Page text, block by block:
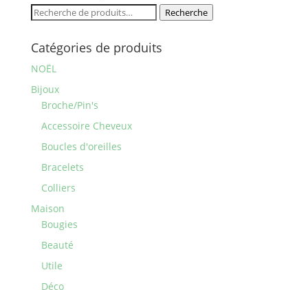
Recherche
Recherche
Catégories de produits
NOËL
Bijoux
Broche/Pin's
Accessoire Cheveux
Boucles d'oreilles
Bracelets
Colliers
Maison
Bougies
Beauté
Utile
Déco